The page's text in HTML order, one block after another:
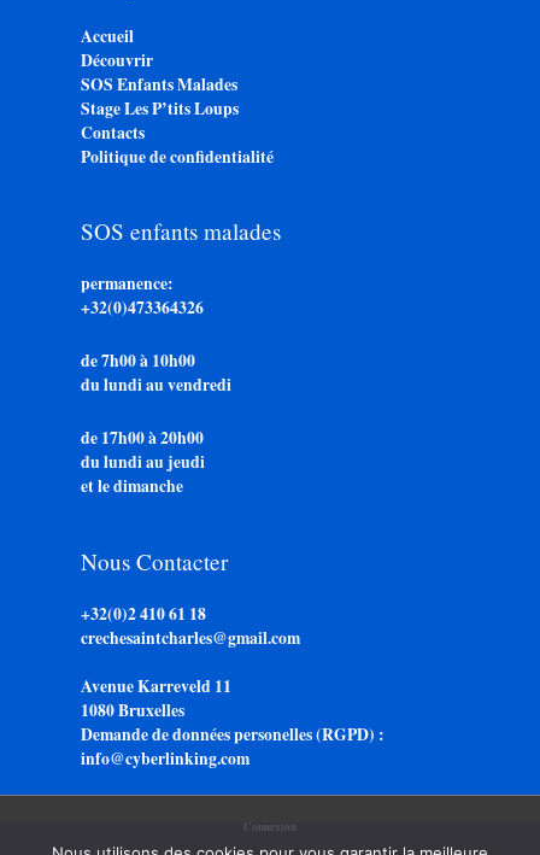
Accueil
Découvrir
SOS Enfants Malades
Stage Les P’tits Loups
Contacts
Politique de confidentialité
SOS enfants malades
permanence:
+32(0)473364326
de 7h00 à 10h00
du lundi au vendredi
de 17h00 à 20h00
du lundi au jeudi
et le dimanche
Nous Contacter
+32(0)2 410 61 18
crechesaintcharles@gmail.com
Avenue Karreveld 11
1080 Bruxelles
Demande de données personelles (RGPD) :
info@cyberlinking.com
Connexion